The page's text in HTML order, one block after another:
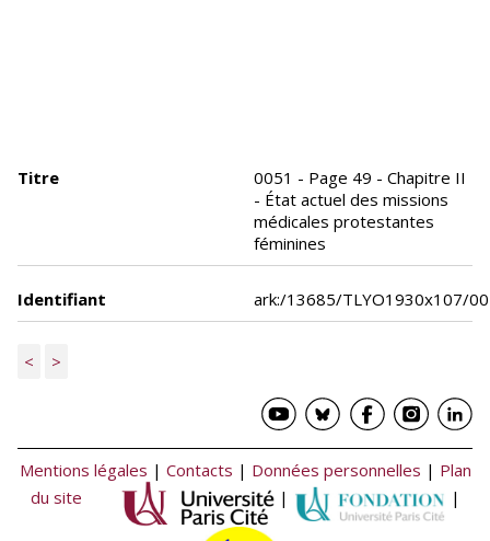
Titre
0051 - Page 49 - Chapitre II
- État actuel des missions
médicales protestantes
féminines
Identifiant ark:/13685/TLYO1930x107/
< >
Mentions légales | Contacts | Données personnelles | Plan
du site
| |